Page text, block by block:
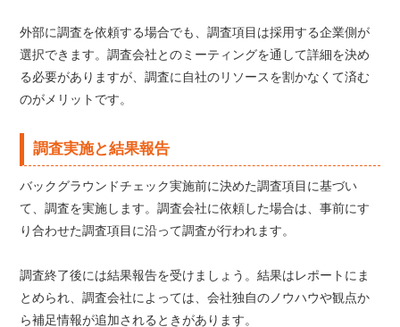
外部に調査を依頼する場合でも、調査項目は採用する企業側が
選択できます。調査会社とのミーティングを通して詳細を決め
る必要がありますが、調査に自社のリソースを割かなくて済む
のがメリットです。
調査実施と結果報告
バックグラウンドチェック実施前に決めた調査項目に基づい
て、調査を実施します。調査会社に依頼した場合は、事前にす
り合わせた調査項目に沿って調査が行われます。
調査終了後には結果報告を受けましょう。結果はレポートにま
とめられ、調査会社によっては、会社独自のノウハウや観点か
ら補足情報が追加されるときがあります。